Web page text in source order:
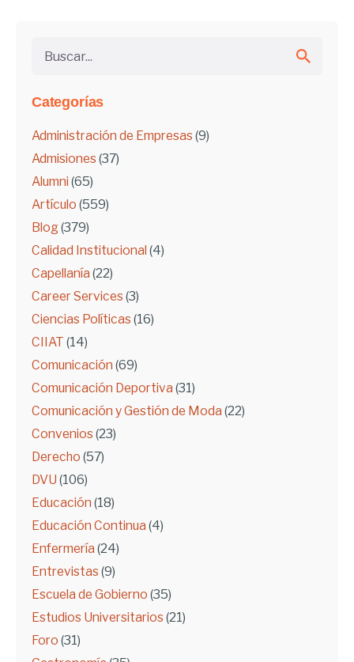
Categorías
Administración de Empresas (9)
Admisiones (37)
Alumni (65)
Artículo (559)
Blog(379)
Calidad Institucional (4)
Capellanía (22)
Career Services (3)
Ciencias Políticas (16)
CIIAT (14)
Comunicación (69)
Comunicación Deportiva (31)
Comunicación y Gestión de Moda (22)
Convenios (23)
Derecho (57)
DVU (106)
Educación (18)
Educación Continua (4)
Enfermería (24)
Entrevistas (9)
Escuela de Gobierno (35)
Estudios Universitarios (21)
Foro (31)